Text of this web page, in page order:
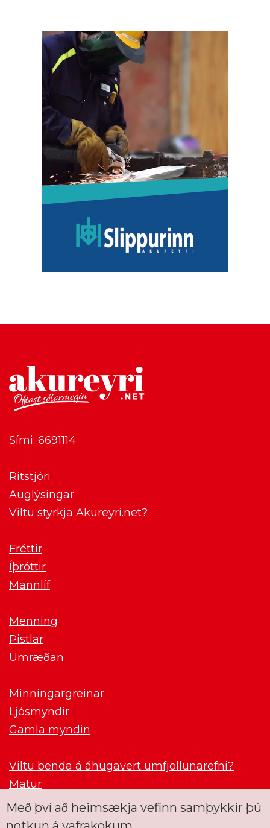
Sími: 6691114
Ritstjóri
Auglýsingar
Viltu styrkja Akureyri.net?
Fréttir
Íþróttir
Mannlíf
Menning
Pistlar
Umræðan
Minningargreinar
Ljósmyndir
Gamla myndin
Viltu benda á áhugavert umfjöllunarefni?
Matur
Með því að heimsækja vefinn samþykkir þú